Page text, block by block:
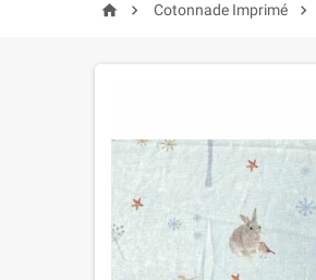
  Cotonnade Imprimé 